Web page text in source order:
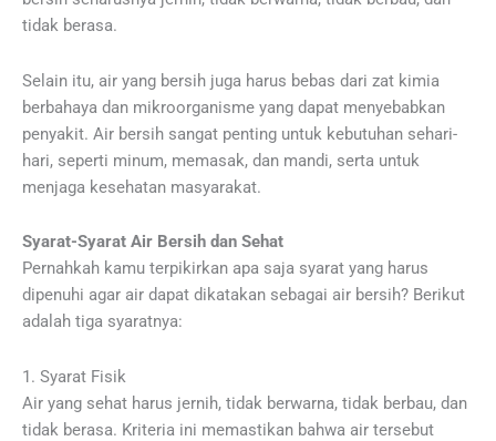
tidak berasa.
Selain itu, air yang bersih juga harus bebas dari zat kimia
berbahaya dan mikroorganisme yang dapat menyebabkan
penyakit. Air bersih sangat penting untuk kebutuhan sehari-
hari, seperti minum, memasak, dan mandi, serta untuk
menjaga kesehatan masyarakat.
Syarat-Syarat Air Bersih dan Sehat
Pernahkah kamu terpikirkan apa saja syarat yang harus
dipenuhi agar air dapat dikatakan sebagai air bersih? Berikut
adalah tiga syaratnya:
1. Syarat Fisik
Air yang sehat harus jernih, tidak berwarna, tidak berbau, dan
tidak berasa. Kriteria ini memastikan bahwa air tersebut